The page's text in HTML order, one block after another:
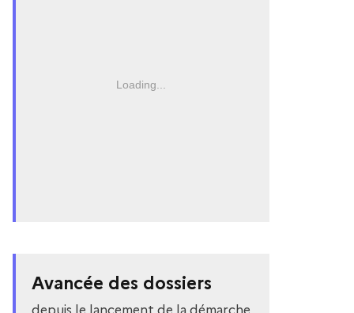
Loading...
Avancée des dossiers
depuis le lancement de la démarche